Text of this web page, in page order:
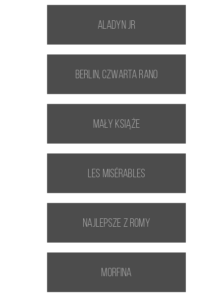
Aladyn Jr
Berlin, czwarta rano
Mały Książe
Les Misérables
Najlepsze z Romy
Morfina